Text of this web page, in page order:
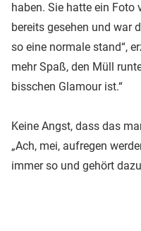
haben. Sie hatte ein Foto
bereits gesehen und war
so eine normale stand“,
mehr Spaß, den Müll
bisschen Glamour ist.“
Keine Angst, dass das
„Ach, mei, aufregen
immer so und gehört